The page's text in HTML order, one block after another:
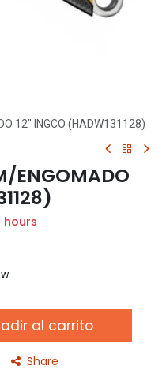
12" INGCO (HADW131128)
ENGOMADO
hours
al carrito
Share